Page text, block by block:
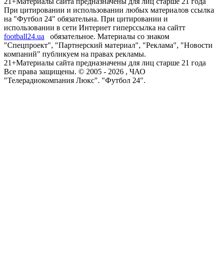
При цитировании и использовании любых материалов ссылка
на "Футбол 24" обязательна. При цитировании и
использовании в сети Интернет гиперссылка на сайтт
football24.ua
обязательное. Материалы со знаком
"Спецпроект", "Партнерский материал", "Реклама", "Новости
компаний" публикуем на правах рекламы.
21+Материалы сайта предназначены для лиц старше 21 года
Все права защищены. © 2005 - 2026 , ЧАО
"Телерадиокомпания Люкс". "Футбол 24".